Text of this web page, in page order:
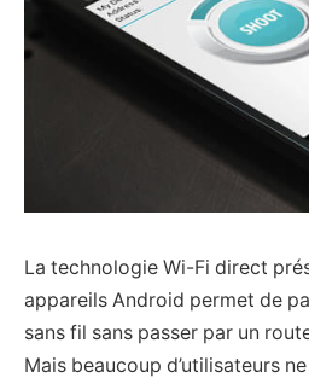
La technologie Wi-Fi direct
appareils Android permet de
sans fil sans passer par un
Mais beaucoup d’utilisateurs